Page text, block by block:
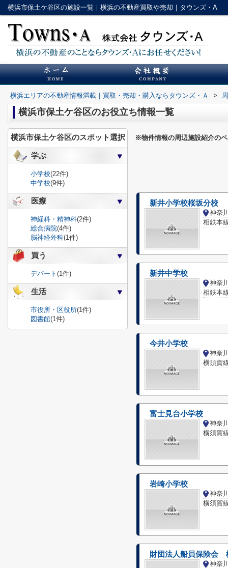
横浜市保土ケ谷区の施設一覧｜横浜の不動産買取や売却｜タウンズ・A
横浜エリアの不動産情報満載｜買取・売却・購入ならタウンズ・Ａ >
横浜市保土ケ谷区のお役立ち情報一覧
※物件情報の周辺施設紹介の
新井小学校桜坂分校
相鉄本
新井中学校
相鉄本
今井小学校
横須賀
富士見台小学校
横須賀
岩崎小学校
横須賀
財団法人船員保険会
横浜市保土ケ谷区のスポット選択
学ぶ
小学校(22件)
中学校(9件)
医療
神経科・精神科(2件)
総合病院(4件)
脳神経外科(1件)
買う
デパート (1件)
生活
市役所・区役所(1件)
図書館(1件)